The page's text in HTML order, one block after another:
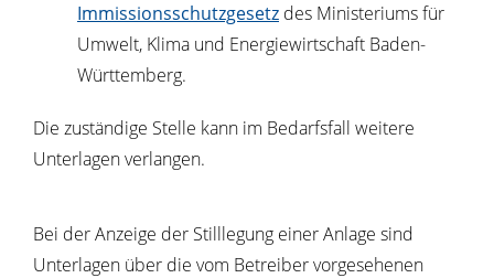
Immissionsschutzgesetz des Ministeriums für
Umwelt, Klima und Energiewirtschaft Baden-
Württemberg.
Die zuständige Stelle kann im Bedarfsfall weitere
Unterlagen verlangen.
Bei der Anzeige der Stilllegung einer Anlage sind
Unterlagen über die vom Betreiber vorgesehenen